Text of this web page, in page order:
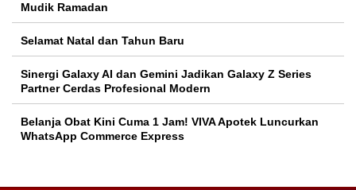
Mudik Ramadan
Selamat Natal dan Tahun Baru
Sinergi Galaxy AI dan Gemini Jadikan Galaxy Z Series
Partner Cerdas Profesional Modern
Belanja Obat Kini Cuma 1 Jam! VIVA Apotek Luncurkan
WhatsApp Commerce Express